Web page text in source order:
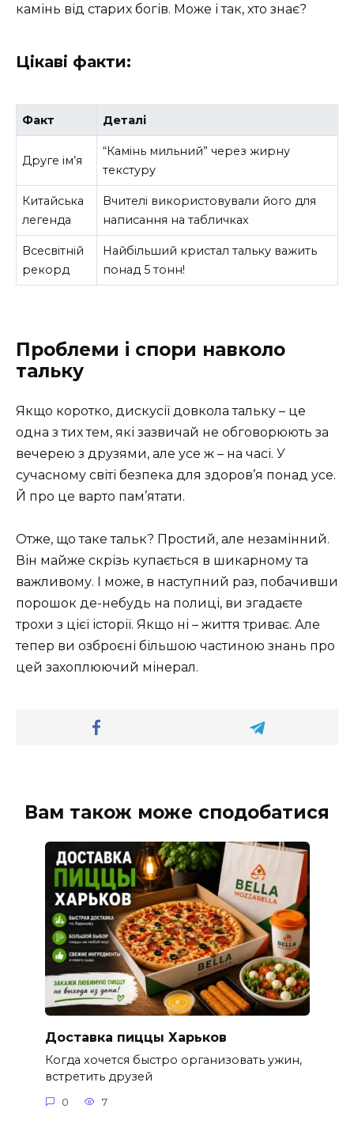
камінь від старих богів. Може і так, хто знає?
Цікаві факти:
Факт Деталі
Друге ім’я
“Камінь мильний” через жирну
текстуру
Китайська
легенда
Вчителі використовували його для
написання на табличках
Всесвітній
рекорд
Найбільший кристал тальку важить
понад 5 тонн!
Проблеми і спори навколо
тальку
Якщо коротко, дискусії довкола тальку – це
одна з тих тем, які зазвичай не обговорюють за
вечерею з друзями, але усе ж – на часі. У
сучасному світі безпека для здоров’я понад усе.
Й про це варто пам’ятати.
Отже, що таке тальк? Простий, але незамінний.
Він майже скрізь купається в шикарному та
важливому. І може, в наступний раз, побачивши
порошок де-небудь на полиці, ви згадаєте
трохи з цієї історії. Якщо ні – життя триває. Але
тепер ви озброєні більшою частиною знань про
цей захоплюючий мінерал.
Вам також може сподобатися
Доставка пиццы Харьков
Когда хочется быстро организовать ужин,
встретить друзей
0 7